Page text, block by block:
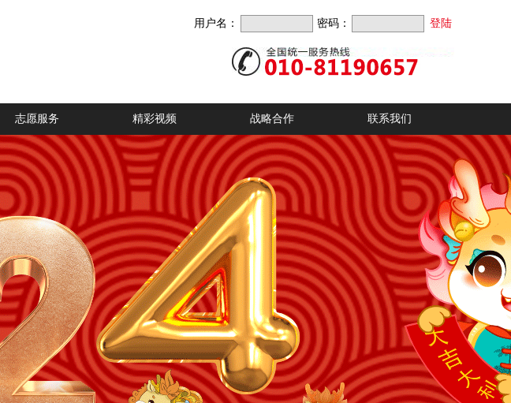
用户名： 密码：
志愿服务 精彩视频 战略合作 联系我们